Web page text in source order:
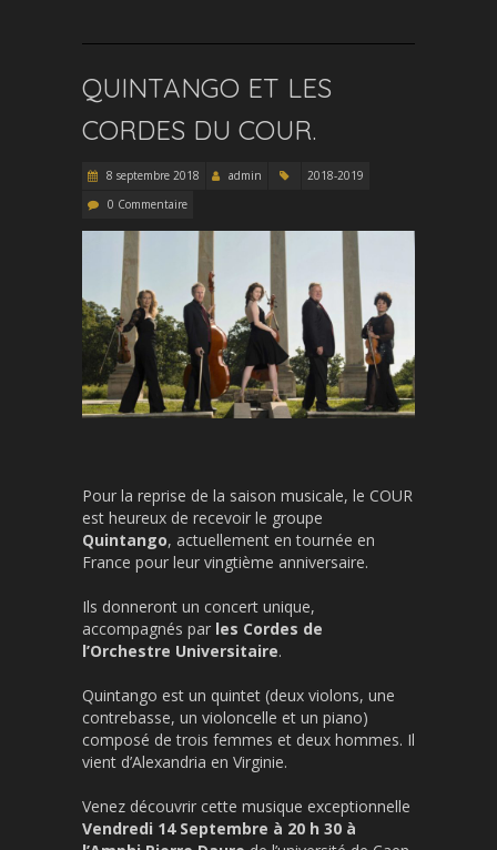
QUINTANGO ET LES
CORDES DU COUR.
8 septembre 2018 admin
2018-2019
0 Commentaire
Pour la reprise de la saison musicale, le COUR
est heureux de recevoir le groupe
Quintango, actuellement en tournée en
France pour leur vingtième anniversaire.
Ils donneront un concert unique,
accompagnés par les Cordes de
l’Orchestre Universitaire.
Quintango est un quintet (deux violons, une
contrebasse, un violoncelle et un piano)
composé de trois femmes et deux hommes. Il
vient d’Alexandria en Virginie.
Venez découvrir cette musique exceptionnelle
Vendredi 14 Septembre à 20 h 30 à